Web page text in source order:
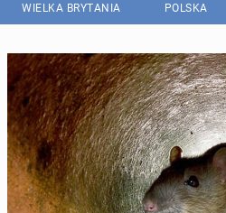
WIELKA BRYTANIA POLSKA